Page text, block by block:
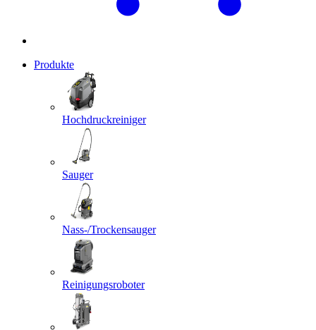
Produkte
Hochdruckreiniger
Sauger
Nass-/Trockensauger
Reinigungsroboter